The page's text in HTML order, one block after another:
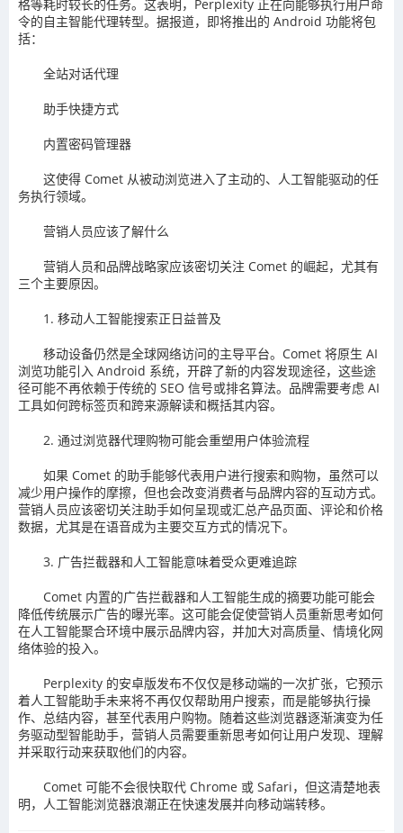
格等耗时较长的任务。这表明，Perplexity 正在向能够执行用户命
令的自主智能代理转型。据报道，即将推出的 Android 功能将包
括：
全站对话代理
助手快捷方式
内置密码管理器
这使得 Comet 从被动浏览进入了主动的、人工智能驱动的任
务执行领域。
营销人员应该了解什么
营销人员和品牌战略家应该密切关注 Comet 的崛起，尤其有
三个主要原因。
1. 移动人工智能搜索正日益普及
移动设备仍然是全球网络访问的主导平台。Comet 将原生 AI
浏览功能引入 Android 系统，开辟了新的内容发现途径，这些途
径可能不再依赖于传统的 SEO 信号或排名算法。品牌需要考虑 AI
工具如何跨标签页和跨来源解读和概括其内容。
2. 通过浏览器代理购物可能会重塑用户体验流程
如果 Comet 的助手能够代表用户进行搜索和购物，虽然可以
减少用户操作的摩擦，但也会改变消费者与品牌内容的互动方式。
营销人员应该密切关注助手如何呈现或汇总产品页面、评论和价格
数据，尤其是在语音成为主要交互方式的情况下。
3. 广告拦截器和人工智能意味着受众更难追踪
Comet 内置的广告拦截器和人工智能生成的摘要功能可能会
降低传统展示广告的曝光率。这可能会促使营销人员重新思考如何
在人工智能聚合环境中展示品牌内容，并加大对高质量、情境化网
络体验的投入。
Perplexity 的安卓版发布不仅仅是移动端的一次扩张，它预示
着人工智能助手未来将不再仅仅帮助用户搜索，而是能够执行操
作、总结内容，甚至代表用户购物。随着这些浏览器逐渐演变为任
务驱动型智能助手，营销人员需要重新思考如何让用户发现、理解
并采取行动来获取他们的内容。
Comet 可能不会很快取代 Chrome 或 Safari，但这清楚地表
明，人工智能浏览器浪潮正在快速发展并向移动端转移。